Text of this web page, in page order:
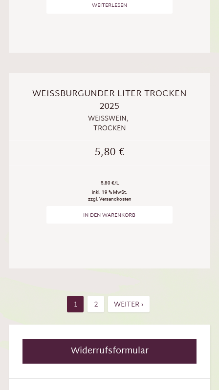
WEITERLESEN
WEISSBURGUNDER LITER TROCKEN 2
025
WEISSWEIN ,
TROCKEN
5,80€
5,80 €/L
inkl. 19 % MwSt.
zzgl. Versandkosten
IN DEN WARENKORB
1 2 WEITER ›
Widerrufsformular